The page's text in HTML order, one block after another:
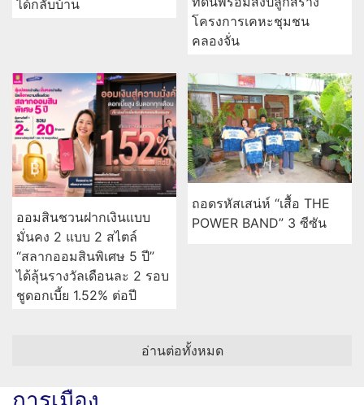
“สลากออมสินพิเศษ 5 ปี”
ได้ลุ้นรางวัลเดือนละ 2 รอบ
ชูดอกเบี้ย 1.52% ต่อปี
ถอดรหัสเสน่ห์ “เสื้อ THE
POWER BAND” 3 ซีซัน
อ่านต่อทั้งหมด
การเมือง